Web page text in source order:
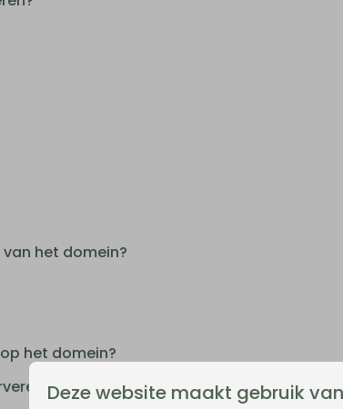
het domein?
het domein?
Deze website maakt gebruik